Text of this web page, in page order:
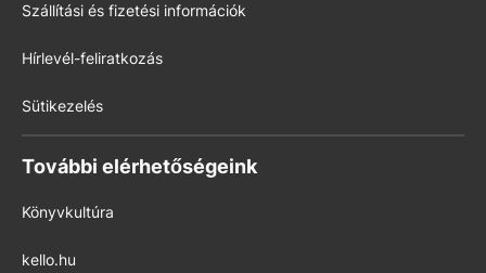
Szállítási és fizetési információk
Hírlevél-feliratkozás
Sütikezelés
További elérhetőségeink
Könyvkultúra
kello.hu